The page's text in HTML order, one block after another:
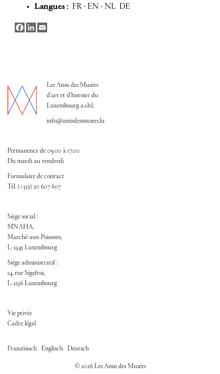
Langues : FR - EN - NL DE
FacebookLinkedIn
Les Amis des Musées
d'art et d'histoire du
Luxembourg a.s.b.l.
info@amisdesmusees.lu
Permanence de 09.00 à 17.00
Du mardi au vendredi
Formulaire de contact
Tél. (+352) 20 607 607
Siège social :
MNAHA,
Marché-aux-Poissons,
L-2345 Luxembourg
Siège administratif :
14, rue Sigefroi,
L-2536 Luxembourg
FOOTER ADM
Vie privée
Cadre légal
Französisch Englisch Deutsch
© 2026 Les Amis des Musées